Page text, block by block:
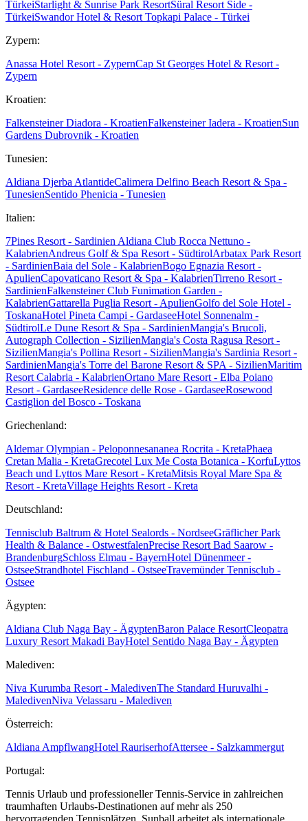
TürkeiStarlight & Sunrise Park ResortSüral Resort Side -
TürkeiSwandor Hotel & Resort Topkapi Palace - Türkei
Zypern:
Anassa Hotel Resort - ZypernCap St Georges Hotel & Resort -
Zypern
Kroatien:
Falkensteiner Diadora - KroatienFalkensteiner Iadera - KroatienSun
Gardens Dubrovnik - Kroatien
Tunesien:
Aldiana Djerba AtlantideCalimera Delfino Beach Resort & Spa -
TunesienSentido Phenicia - Tunesien
Italien:
7Pines Resort - Sardinien Aldiana Club Rocca Nettuno -
KalabrienAndreus Golf & Spa Resort - SüdtirolArbatax Park Resort
- SardinienBaia del Sole - KalabrienBogo Egnazia Resort -
ApulienCapovaticano Resort & Spa - KalabrienTirreno Resort -
SardinienFalkensteiner Club Funimation Garden -
KalabrienGattarella Puglia Resort - ApulienGolfo del Sole Hotel -
ToskanaHotel Pineta Campi - GardaseeHotel Sonnenalm -
SüdtirolLe Dune Resort & Spa - SardinienMangia's Brucoli,
Autograph Collection - SizilienMangia's Costa Ragusa Resort -
SizilienMangia's Pollina Resort - SizilienMangia's Sardinia Resort -
SardinienMangia's Torre del Barone Resort & SPA - SizilienMaritim
Resort Calabria - KalabrienOrtano Mare Resort - Elba Poiano
Resort - GardaseeResidence delle Rose - GardaseeRosewood
Castiglion del Bosco - Toskana
Griechenland:
Aldemar Olympian - Peloponnesananea Rocrita - KretaPhaea
Cretan Malia - KretaGrecotel Lux Me Costa Botanica - KorfuLyttos
Beach und Lyttos Mare Resort - KretaMitsis Royal Mare Spa &
Resort - KretaVillage Heights Resort - Kreta
Deutschland:
Tennisclub Baltrum & Hotel Sealords - NordseeGräflicher Park
Health & Balance - OstwestfalenPrecise Resort Bad Saarow -
BrandenburgSchloss Elmau - BayernHotel Dünenmeer -
OstseeStrandhotel Fischland - OstseeTravemünder Tennisclub -
Ostsee
Ägypten:
Aldiana Club Naga Bay - ÄgyptenBaron Palace ResortCleopatra
Luxury Resort Makadi BayHotel Sentido Naga Bay - Ägypten
Malediven:
Niva Kurumba Resort - MaledivenThe Standard Huruvalhi -
MaledivenNiva Velassaru - Malediven
Österreich:
Aldiana AmpflwangHotel RauriserhofAttersee - Salzkammergut
Portugal:
Tennis Urlaub und professioneller Tennis-Service in zahlreichen
traumhaften Urlaubs-Destinationen auf mehr als 250